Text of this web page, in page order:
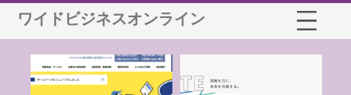
ワイドビジネスオンライン